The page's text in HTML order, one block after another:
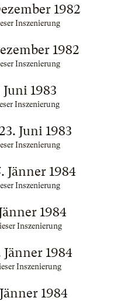
1982
Inszenierung
1982
Inszenierung
1983
Inszenierung
Juni 1983
Inszenierung
Jänner 1984
Inszenierung
1984
Inszenierung
1984
Inszenierung
1984